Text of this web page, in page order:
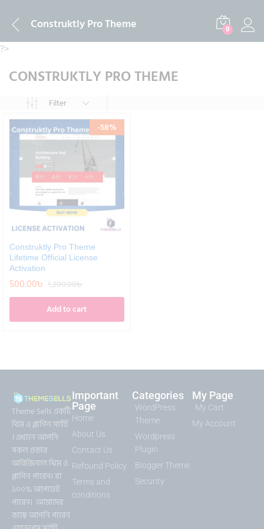
Construktly Pro Theme 0
?>
CONSTRUKTLY PRO THEME
Filter
-58%
Construktly Pro Theme
Lifetime Official License
Activation
500.00৳ 1,200.00৳
Add to cart
Theme Sells একটি
থিম ও প্লাগিন সাইট
। এখানে আপনি
সকল প্রকার
অরিজিনাল থিম ও
প্লাগিন পাবেন। যা
১০০% আপডেট
পাবেন। আমাদের
কাছে আপনি পাবেন
Important
Page
Home
About Us
Contact Us
Refound Policy
Terms and
conditions
Categories
WordPress
Theme
Wordpress
Plugin
Blogger Theme
Security
My Page
My Cart
My Account